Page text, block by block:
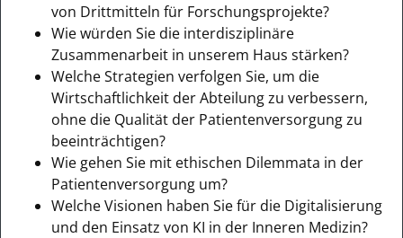
von Drittmitteln für Forschungsprojekte?
Wie würden Sie die interdisziplinäre
Zusammenarbeit in unserem Haus stärken?
Welche Strategien verfolgen Sie, um die
Wirtschaftlichkeit der Abteilung zu verbessern,
ohne die Qualität der Patientenversorgung zu
beeinträchtigen?
Wie gehen Sie mit ethischen Dilemmata in der
Patientenversorgung um?
Welche Visionen haben Sie für die Digitalisierung
und den Einsatz von KI in der Inneren Medizin?